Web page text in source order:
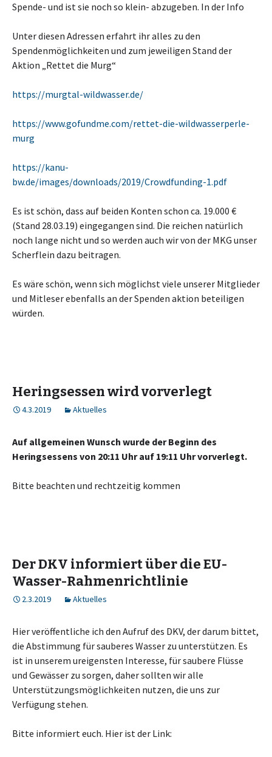
Spende- und ist sie noch so klein- abzugeben. In der Info
Unter diesen Adressen erfahrt ihr alles zu den
Spendenmöglichkeiten und zum jeweiligen Stand der
Aktion „Rettet die Murg“
https://murgtal-wildwasser.de/
https://www.gofundme.com/rettet-die-wildwasserperle-
murg
https://kanu-
bw.de/images/downloads/2019/Crowdfunding-1.pdf
Es ist schön, dass auf beiden Konten schon ca. 19.000 €
(Stand 28.03.19) eingegangen sind. Die reichen natürlich
noch lange nicht und so werden auch wir von der MKG unser
Scherflein dazu beitragen.
Es wäre schön, wenn sich möglichst viele unserer Mitglieder
und Mitleser ebenfalls an der Spenden aktion beteiligen
würden.
Heringsessen wird vorverlegt
4.3.2019 Aktuelles
Auf allgemeinen Wunsch wurde der Beginn des
Heringsessens von 20:11 Uhr auf 19:11 Uhr vorverlegt.
Bitte beachten und rechtzeitig kommen
Der DKV informiert über die EU-
Wasser-Rahmenrichtlinie
2.3.2019 Aktuelles
Hier veröffentliche ich den Aufruf des DKV, der darum bittet,
die Abstimmung für sauberes Wasser zu unterstützen. Es
ist in unserem ureigensten Interesse, für saubere Flüsse
und Gewässer zu sorgen, daher sollten wir alle
Unterstützungsmöglichkeiten nutzen, die uns zur
Verfügung stehen.
Bitte informiert euch. Hier ist der Link: